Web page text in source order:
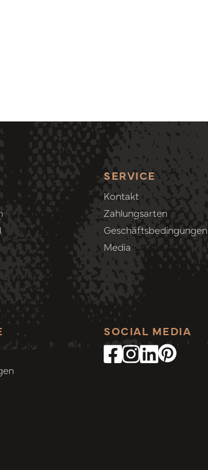
SERVICE
Kontakt
Zahlungsarten
Geschäftsbedingungen
Media
SOCIAL MEDIA